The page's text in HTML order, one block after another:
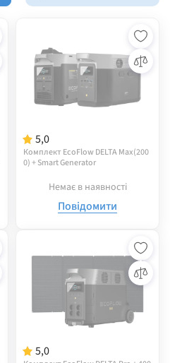
5,0
Комплект EcoFlow DELTA Max(200
0) + Smart Generator
Немає в наявності
Повідомити
5,0